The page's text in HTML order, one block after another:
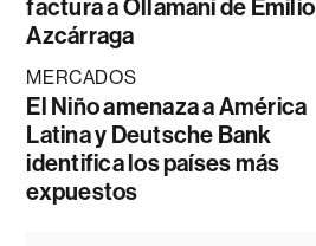
factura a Ollamani de Emilio
Azcárraga
MERCADOS
El Niño amenaza a América
Latina y Deutsche Bank
identifica los países más
expuestos